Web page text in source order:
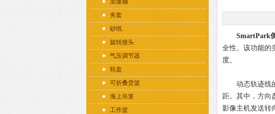
加速轴
夹套
砂纸
旋转接头
气压调节器
轮盘
可折叠货篮
海上吊笼
工作篮
SmartPark
全性。该功能的
度。
动态轨迹线的
距。其中，方向
影像主机发送转